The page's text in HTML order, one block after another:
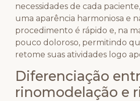
necessidades de cada
uma aparência harmoniosa e
procedimento é rápido e, na
pouco doloroso, permitindo
retome suas atividades logo
Diferenciação
rinomodelação e